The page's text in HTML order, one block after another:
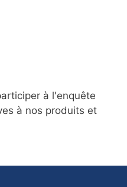
à l'enquête
à nos produits et